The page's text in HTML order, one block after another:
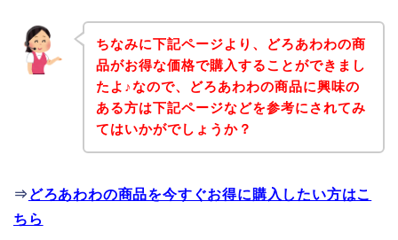
ちなみに下記ページより、どろあわわの商
品がお得な価格で購入することができまし
たよ♪なので、どろあわわの商品に興味の
ある方は下記ページなどを参考にされてみ
てはいかがでしょうか？
⇒ どろあわわの商品を今すぐお得に購入したい方はこ
ちら